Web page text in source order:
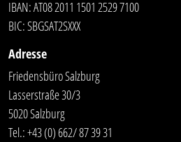
IBAN: AT08 2011 1501 2529 7100
BIC: SBGSAT2SXXX
Adresse
Friedensbüro Salzburg
Lasserstraße 30/3
5020 Salzburg
Tel.:+43 (0) 662/ 87 39 31